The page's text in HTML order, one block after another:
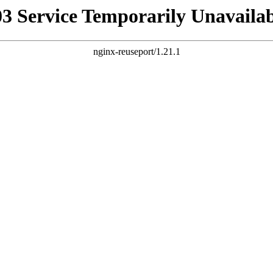
Service Temporarily
nginx-reuseport/1.21.1